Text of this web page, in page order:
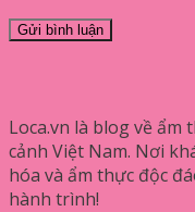
Loca.vn là blog về ẩm
cảnh Việt Nam. Nơi
hóa và ẩm thực độc
hành trình!